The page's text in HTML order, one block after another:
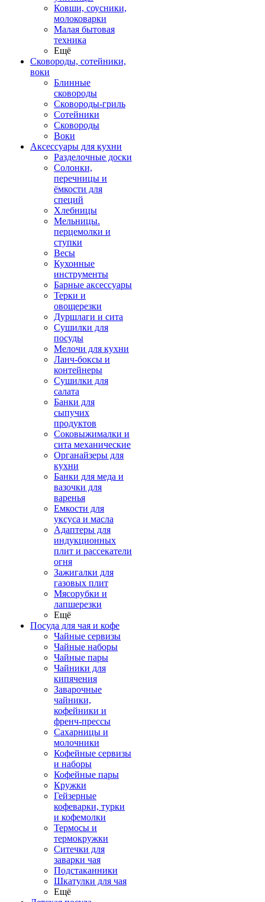
Ковши, соусники,
молоковарки
Малая бытовая
техника
Ещё
Сковороды, сотейники,
воки
Блинные
сковороды
Сковороды-гриль
Сотейники
Сковороды
Воки
Аксессуары для кухни
Разделочные доски
Солонки,
перечницы и
ёмкости для
специй
Хлебницы
Мельницы.
перцемолки и
ступки
Весы
Кухонные
инструменты
Барные аксессуары
Терки и
овощерезки
Дуршлаги и сита
Сушилки для
посуды
Мелочи для кухни
Ланч-боксы и
контейнеры
Сушилки для
салата
Банки для
сыпучих
продуктов
Соковыжималки и
сита механические
Органайзеры для
кухни
Банки для меда и
вазочки для
варенья
Емкости для
уксуса и масла
Адаптеры для
индукционных
плит и рассекатели
огня
Зажигалки для
газовых плит
Мясорубки и
лапшерезки
Ещё
Посуда для чая и кофе
Чайные сервизы
Чайные наборы
Чайные пары
Чайники для
кипячения
Заварочные
чайники,
кофейники и
френч-прессы
Сахарницы и
молочники
Кофейные сервизы
и наборы
Кофейные пары
Кружки
Гейзерные
кофеварки, турки
и кофемолки
Термосы и
термокружки
Ситечки для
заварки чая
Подстаканники
Шкатулки для чая
Ещё